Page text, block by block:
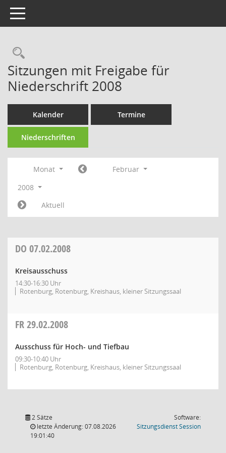
Toggle navigation
Rechercheauswahl
Sitzungen mit Freigabe für
Niederschrift 2008
Kalender Termine
Niederschriften
Monat
Februar
2008
Aktuell
DO 07.02.2008
Kreisausschuss
14:30-16:30 Uhr
Rotenburg, Rotenburg, Kreishaus, kleiner Sitzungssaal
FR29.02.2008
Ausschuss für Hoch- und Tiefbau
09:30-10:40 Uhr
Rotenburg, Rotenburg, Kreishaus, kleiner Sitzungssaal
2 Sätze
letzte Änderung: 07.08.2026
19:01:40
Software:
SitzungsdienstSession(Wird in